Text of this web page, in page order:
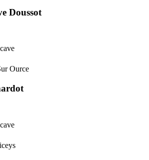
Doussot
Ource